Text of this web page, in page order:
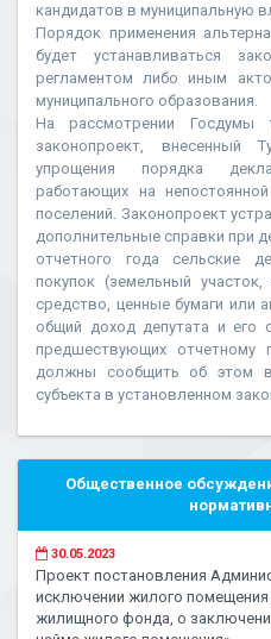
кандидатов в муниципальную
Порядок применения
будет устанавливаться
регламентом либо иным
муниципального образования.
На рассмотрении Госдумы
законопроект, внесенный
упрощения порядка
работающих на
поселений. Законопроект
дополнительные справки при
отчетного года сельские
покупок (земельный
средство, ценные бумаги
общий доход депутата и его
предшествующих отчетному
должны сообщить об этом
субъекта в установленном
Общественное
30.05.2023
Проект постановления
исключении жилого помещения
жилищного фонда, о